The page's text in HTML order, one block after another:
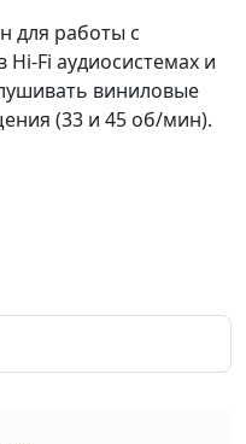
для работы с
Fi аудиосистемах и
виниловые
(33 и 45 об/мин).